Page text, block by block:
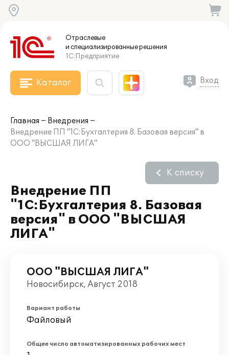
Отраслевые
и специализированныерешения
1С:Предприятие
Каталог Вход
Главная
Внедрения
Внедрение ПП "1С:Бухгалтерия 8. Базовая версия" в
ООО "ВЫСШАЯ ЛИГА"
Внедрение ПП
"1С:Бухгалтерия 8. Базовая
версия" в ООО "ВЫСШАЯ
ЛИГА"
К списку
ООО "ВЫСШАЯ ЛИГА"
Новосибирск, Август 2018
Вариант работы
Файловый
Общее число автоматизированных рабочих мест